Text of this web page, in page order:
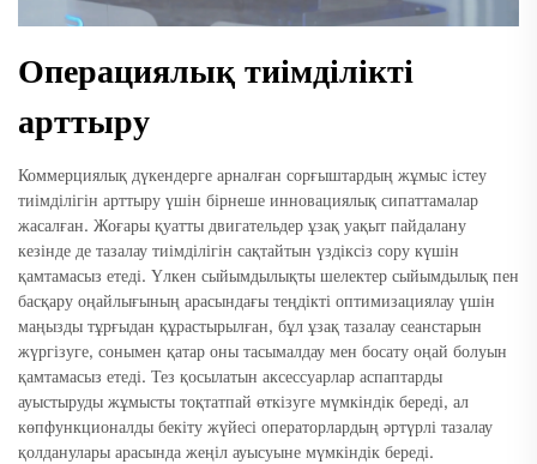
Операциялық тиімділікті
арттыру
Коммерциялық дүкендерге арналған сорғыштардың жұмыс істеу
тиімділігін арттыру үшін бірнеше инновациялық сипаттамалар
жасалған. Жоғары қуатты двигательдер ұзақ уақыт пайдалану
кезінде де тазалау тиімділігін сақтайтын үздіксіз сору күшін
қамтамасыз етеді. Үлкен сыйымдылықты шелектер сыйымдылық пен
басқару оңайлығының арасындағы теңдікті оптимизациялау үшін
маңызды тұрғыдан құрастырылған, бұл ұзақ тазалау сеанстарын
жүргізуге, сонымен қатар оны тасымалдау мен босату оңай болуын
қамтамасыз етеді. Тез қосылатын аксессуарлар аспаптарды
ауыстыруды жұмысты тоқтатпай өткізуге мүмкіндік береді, ал
көпфункционалды бекіту жүйесі операторлардың әртүрлі тазалау
қолданулары арасында жеңіл ауысуыне мүмкіндік береді.